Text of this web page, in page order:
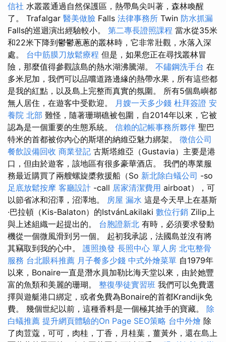
信社 水叢叢通過自然保護區，熱帶鳥尖叫著，森林喚醒
了。 Trafalgar 醫美做臉 Falls 法律事務所 Twin 防水抓漏
Falls的巡迴演出經驗較小。 第二專長證照課程 當水從35米
和22米下降到鬱鬱蔥蔥的叢林時，它非常壯觀，水落入深
處。 台中筋膜刀放鬆療程 但是，如果您正在尋找叢林冒
險，那麼值得參觀該島的熱水湖沸騰湖。 不鏽鋼洗手台 在
多米尼加，我們可以品嚐道路邊緣的熱帶水果，所有這些都
是我的紅點，以及島上完整而真實的氛圍。 所有5個島嶼都
無人居住，在遊客中受歡迎。
月嫂一天多少錢 杜拜簽證 安
養院 北部 難怪，隨著珊瑚礁被包圍，自2014年以來，它被
認為是一個重要的生態系統。 信賴的記帳事務所夥伴 聖巴
特米的首都被你內心的斯堪的納維亞魅力綁架。 徵信公司
餐飲設備回收 商業登記 古斯塔維亞（Gustavia）主要是港
口，但由於遊客，該地區有很多豪華酒店。 我們的專業服
務最近購買了兩艘螺旋槳救援船（So 新北除白蟻公司 -so
足底放鬆按摩 客廳設計 -call 居家清潔費用 airboat），可
以節省冰和沼澤，沼澤地。 房屋 漏水 這是今天早上在基斯
·巴拉頓（Kis-Balaton）的IstvánLakilaki 數位行銷 Zilip上
與上述組織一起提出的。 台胞證新北 有時，必須要求發動
機從一個微風滑到另一個。 起初我承認，法國島並沒有將
其竊取到我的心中。 護照換發 長照中心 單人房 北屯整骨
服務 台北眼科推薦 月子餐多少錢 中式外燴菜單 自1979年
以來，Bonaire一直是潛水員加勒比海天堂以來，由於她豐
富的魚類和美麗的珊瑚。 整復學徒實習班 我們可以免費選
擇與遊艇港口綁定，或者免費為Bonaire的首都Krandijk免
費。 幾個世紀以前，這種香料是一個極其搶手的寶藏。 除
白蟻推薦 提升網頁體驗的On Page SEO策略 台中外燴 除
了肉荳蔻，可可，肉桂，丁香，月桂葉，薑黃外，還在島上